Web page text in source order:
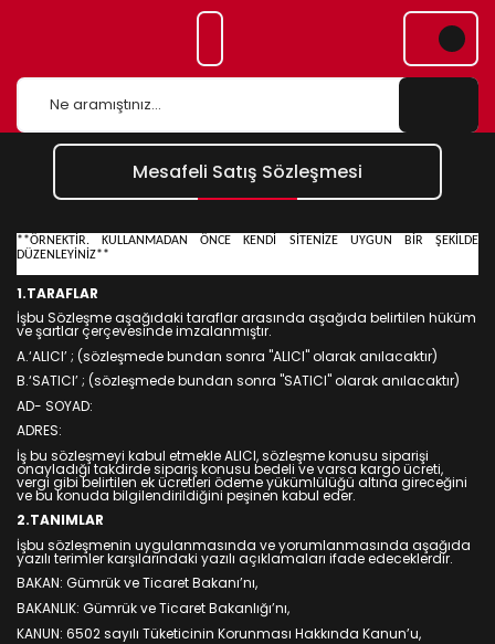
Mesafeli Satış Sözleşmesi
**ÖRNEKTİR. KULLANMADAN ÖNCE KENDİ SİTENİZE UYGUN BİR ŞEKİLDE
DÜZENLEYİNİZ**
1.TARAFLAR
İşbu Sözleşme aşağıdaki taraflar arasında aşağıda belirtilen hüküm
ve şartlar çerçevesinde imzalanmıştır.
A.‘ALICI’ ; (sözleşmede bundan sonra "ALICI" olarak anılacaktır)
B.‘SATICI’ ; (sözleşmede bundan sonra "SATICI" olarak anılacaktır)
AD- SOYAD:
ADRES:
İş bu sözleşmeyi kabul etmekle ALICI, sözleşme konusu siparişi
onayladığı takdirde sipariş konusu bedeli ve varsa kargo ücreti,
vergi gibi belirtilen ek ücretleri ödeme yükümlülüğü altına gireceğini
ve bu konuda bilgilendirildiğini peşinen kabul eder.
2.TANIMLAR
İşbu sözleşmenin uygulanmasında ve yorumlanmasında aşağıda
yazılı terimler karşılarındaki yazılı açıklamaları ifade edeceklerdir.
BAKAN: Gümrük ve Ticaret Bakanı’nı,
BAKANLIK: Gümrük ve Ticaret Bakanlığı’nı,
KANUN: 6502 sayılı Tüketicinin Korunması Hakkında Kanun’u,